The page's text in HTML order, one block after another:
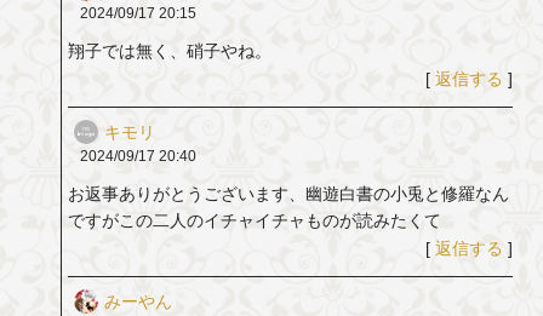
2024/09/17 20:15
翔子では無く、硝子やね。
[ 返信する ]
キモリ
2024/09/17 20:40
お返事ありがとうございます、幽遊白書の小兎と修羅なん
ですがこの二人のイチャイチャものが読みたくて
[ 返信する ]
みーやん